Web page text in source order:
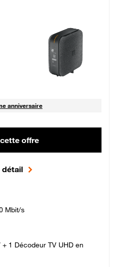
49,99 € par mois, Sans engagement
anniversaire
offre
détail
Mbit/s
1 Décodeur TV UHD en